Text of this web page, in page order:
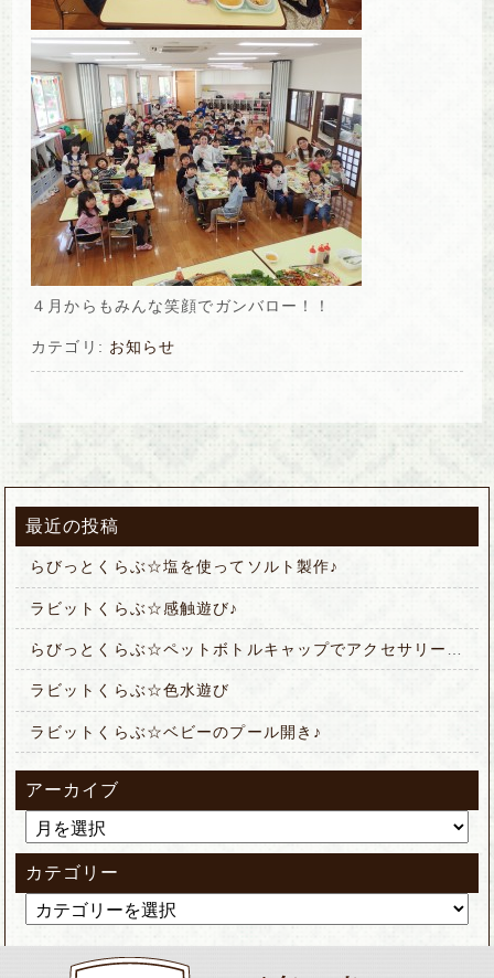
４月からもみんな笑顔でガンバロー！！
カテゴリ: お知らせ
最近の投稿
らびっとくらぶ☆塩を使ってソルト製作♪
ラビットくらぶ☆感触遊び♪
ラビットくらぶ☆色水遊び
ラビットくらぶ☆ベビーのプール開き♪
アーカイブ
カテゴリー